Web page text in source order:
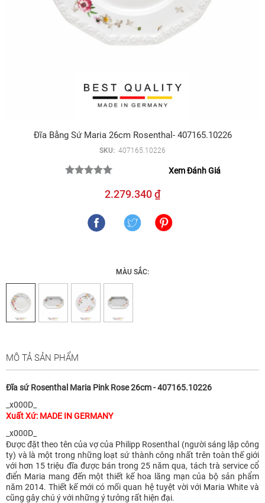
Đĩa Bằng Sứ Maria 26cm Rosenthal- 407165.10226
SKU: 407165.10226
Xem Đánh Giá
2.279.340 ₫
MÀU SẮC:
MÔ TẢ SẢN PHẨM
Đĩa sứ Rosenthal Maria Pink Rose 26cm - 407165.10226
_x000D_
Xuất Xứ: MADE IN GERMANY
_x000D_
Được đặt theo tên của vợ của Philipp Rosenthal (người sáng lập công
ty) và là một trong những loạt sứ thành công nhất trên toàn thế giới
với hơn 15 triệu đĩa được bán trong 25 năm qua, tách trà service cổ
điển Maria mang đến một thiết kế hoa lãng mạn của bộ sản phẩm
năm 2014. Thiết kế mới có mối quan hệ tuyệt vời với Maria White và
cũng gây chú ý với những ý tưởng rất hiện đại.